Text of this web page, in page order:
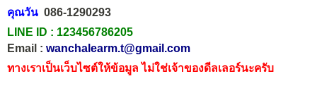
คุณวัน 086-1290293
LINE ID : 123456786205
Email : wanchalearm.t@gmail.com
ทางเราเป็นเว็บไซต์ให้ข้อมูล ไม่ใช่เจ้าของดีลเลอร์นะครับ